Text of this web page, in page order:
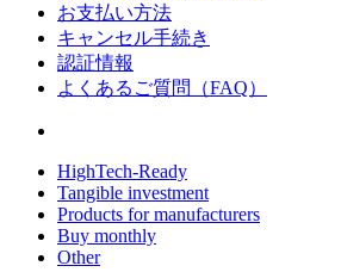
お支払い方法
キャンセル手続き
認証情報
よくあるご質問（FAQ）
HighTech-Ready
Tangible investment
Products for manufacturers
Buy monthly
Other